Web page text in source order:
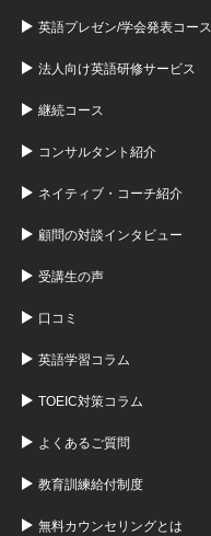
英語プレゼン/学会発表コース
法人向け英語研修サービス
継続コース
コンサルタント紹介
ネイティブ・コーチ紹介
顧問の対談インタビュー
受講生の声
口コミ
英語学習コラム
TOEIC対策コラム
よくあるご質問
教育訓練給付制度
無料カウンセリングとは